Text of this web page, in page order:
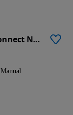
Honda HR-V 1.6 i-DTEC Elegance+Connect Navi
Manual